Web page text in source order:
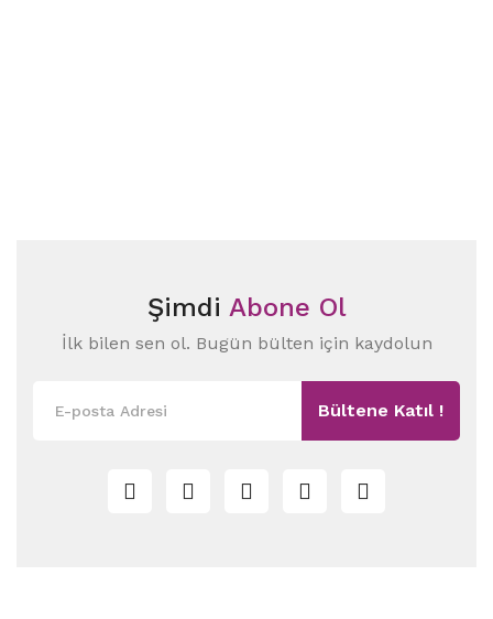
Şimdi Abone Ol
İlk bilen sen ol. Bugün bülten için kaydolun
Bültene Katıl !